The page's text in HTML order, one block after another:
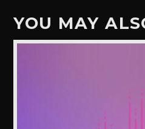
YOU MAY